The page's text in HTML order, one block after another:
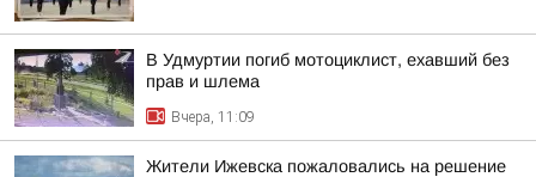
В Удмуртии погиб мотоциклист, ехавший без
прав и шлема
Вчера, 11:09
Жители Ижевска пожаловались на решение